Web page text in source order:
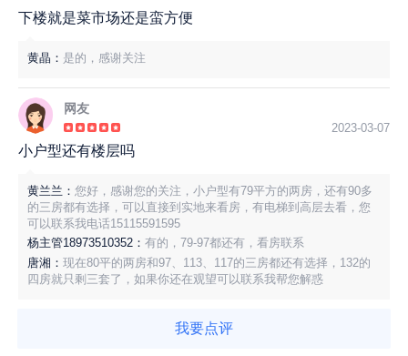
下楼就是菜市场还是蛮方便
黄晶： 是的，感谢关注
网友
2023-03-07
小户型还有楼层吗
黄兰兰： 您好，感谢您的关注，小户型有79平方的两房，还有90多
的三房都有选择，可以直接到实地来看房，有电梯到高层去看，您
可以联系我电话15115591595
杨主管18973510352： 有的，79-97都还有，看房联系
唐湘： 现在80平的两房和97、113、117的三房都还有选择，132的
四房就只剩三套了，如果你还在观望可以联系我帮您解惑
我要点评